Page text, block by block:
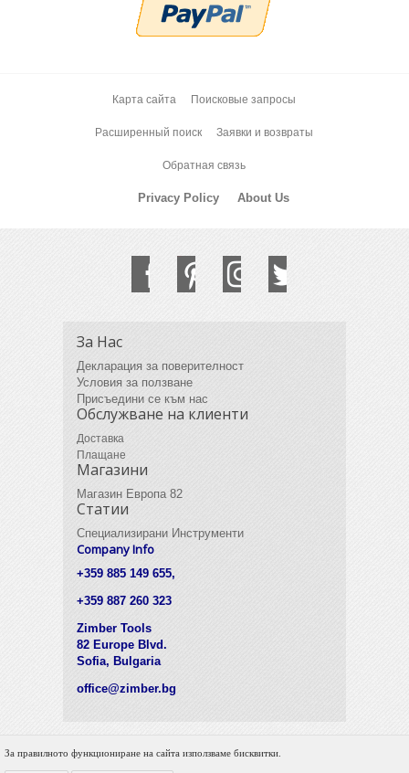
Карта сайта Поисковые запросы
Расширенный поиск Заявки и возвраты
Обратная связь
Privacy Policy About Us
За Нас
Декларация за поверителност
Условия за ползване
Присъедини се към нас
Обслужване на клиенти
Доставка
Плащане
Магазини
Магазин Европа 82
Статии
Специализирани Инструменти
Company Info
+359 885 149 655,
+359 887 260 323
Zimber Tools
82 Europe Blvd.
Sofia, Bulgaria
office@zimber.bg
© 2012 Zimber Tools. All Rights Reserved.
За правилното функциониране на сайта използваме бисквитки.